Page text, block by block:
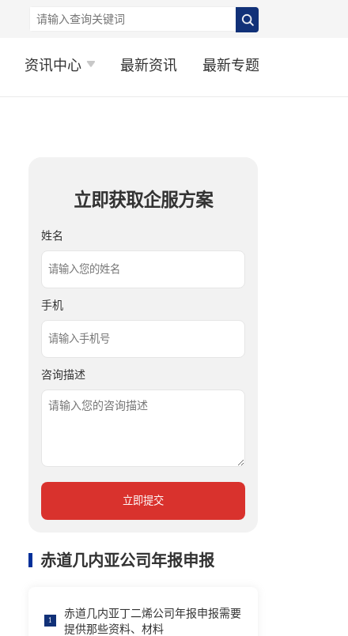
资讯中心 最新资讯 最新专题
立即获取企服方案
姓名
手机
咨询描述
立即提交
赤道几内亚公司年报申报
1
赤道几内亚丁二烯公司年报申报需要
提供那些资料、材料